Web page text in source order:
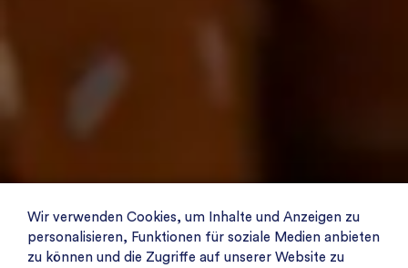
Wir verwenden Cookies, um Inhalte und Anzeigen zu
personalisieren, Funktionen für soziale Medien anbieten
zu können und die Zugriffe auf unserer Website zu